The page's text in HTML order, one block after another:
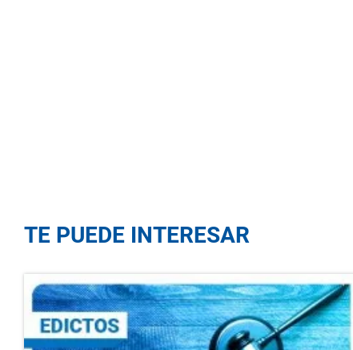
TE PUEDE INTERESAR